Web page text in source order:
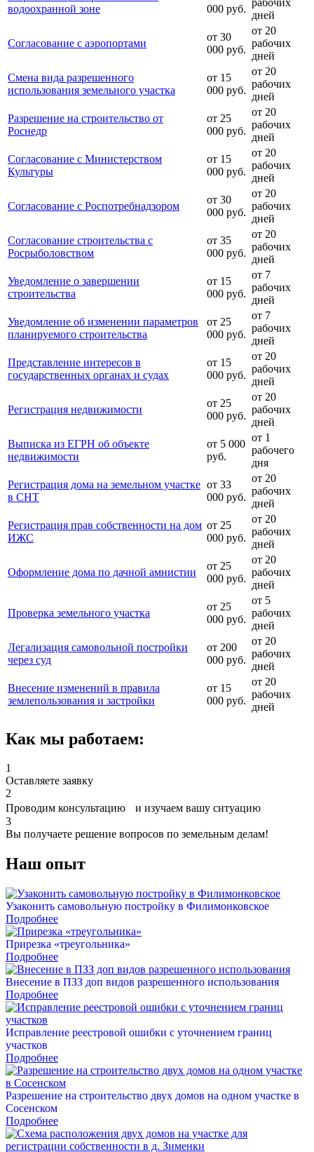
водоохранной зоне
000 руб.
дней
Согласование с аэропортами
от 30
000 руб.
от 20
рабочих
дней
Смена вида разрешенного
использования земельного участка
от 15
000 руб.
от 20
рабочих
дней
Разрешение на строительство от
Роснедр
от 25
000 руб.
от 20
рабочих
дней
Согласование с Министерством
Культуры
от 15
000 руб.
от 20
рабочих
дней
Согласование с Роспотребнадзором
от 30
000 руб.
от 20
рабочих
дней
Согласование строительства с
Росрыболовством
от 35
000 руб.
от 20
рабочих
дней
Уведомление о завершении
строительства
от 15
000 руб.
от 7
рабочих
дней
Уведомление об изменении параметров
планируемого строительства
от 25
000 руб.
от 7
рабочих
дней
Представление интересов в
государственных органах и судах
от 15
000 руб.
от 20
рабочих
дней
Регистрация недвижимости
от 25
000 руб.
от 20
рабочих
дней
Выписка из ЕГРН об объекте
недвижимости
от 5 000
руб.
от 1
рабочего
дня
Регистрация дома на земельном участке
в СНТ
от 33
000 руб.
от 20
рабочих
дней
Регистрация прав собственности на дом
ИЖС
от 25
000 руб.
от 20
рабочих
дней
Оформление дома по дачной амнистии
от 25
000 руб.
от 20
рабочих
дней
Проверка земельного участка
от 25
000 руб.
от 5
рабочих
дней
Легализация самовольной постройки
через суд
от 200
000 руб.
от 20
рабочих
дней
Внесение изменений в правила
землепользования и застройки
от 15
000 руб.
от 20
рабочих
дней
Как мы работаем:
1
Оставляете заявку
2
Проводим консультацию и изучаем вашу ситуацию
3
Вы получаете решение вопросов по земельным делам!
Наш опыт
Узаконить самовольную постройку в Филимонковское
Подробнее
Прирезка «треугольника»
Подробнее
Внесение в ПЗЗ доп видов разрешенного использования
Подробнее
Исправление реестровой ошибки с уточнением границ
участков
Подробнее
Разрешение на строительство двух домов на одном участке в
Сосенском
Подробнее